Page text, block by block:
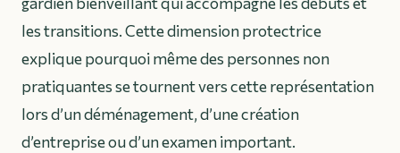
les transitions. Cette dimension protectrice
explique pourquoi même des personnes non
pratiquantes se tournent vers cette représentation
lors d’un déménagement, d’une création
d’entreprise ou d’un examen important.